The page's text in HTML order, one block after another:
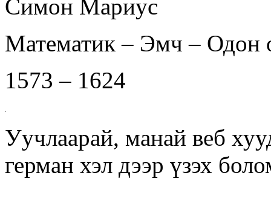
Симон Мариус
Математик – Эмч – Одон
1573 – 1624
Уучлаарай, манай веб
герман хэл дээр үзэх